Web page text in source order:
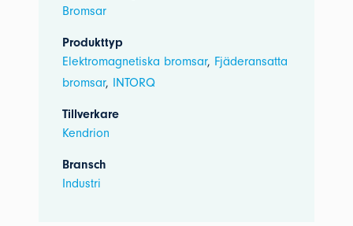
Bromsar
Produkttyp
Elektromagnetiska bromsar, Fjäderansatta
bromsar, INTORQ
Tillverkare
Kendrion
Bransch
Industri